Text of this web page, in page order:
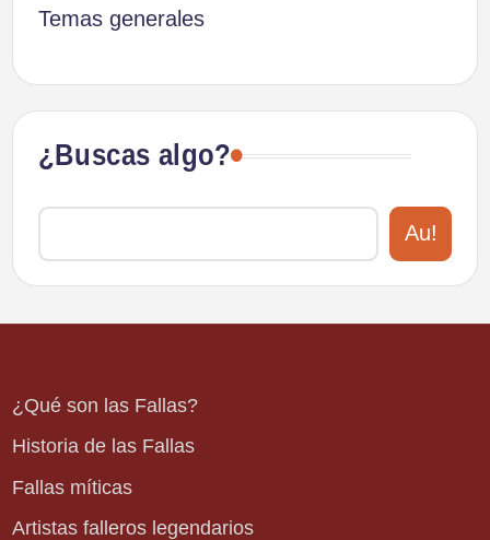
Temas generales
¿Buscas algo?
Au!
¿Qué son las Fallas?
Historia de las Fallas
Fallas míticas
Artistas falleros legendarios